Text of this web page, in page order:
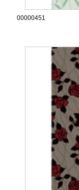
00000451